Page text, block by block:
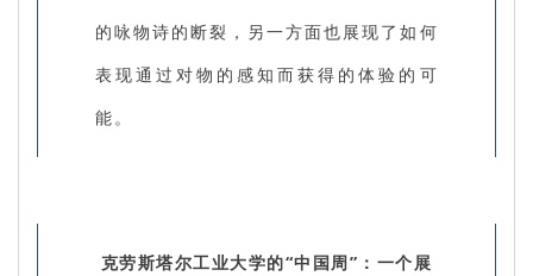
的咏物诗的断裂，另一方面也展现了如何
表现通过对物的感知而获得的体验的可
能。
克劳斯塔尔工业大学的“中国周”：一个展